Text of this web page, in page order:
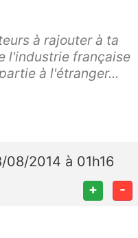
à rajouter à ta
l'industrie française
à l'étranger...
08/2014 à 01h16
+ -